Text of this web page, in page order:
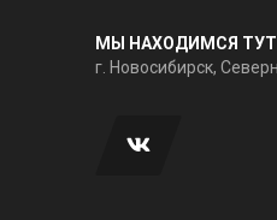
МЫ НАХОДИМСЯ ТУТ
г. Новосибирск,